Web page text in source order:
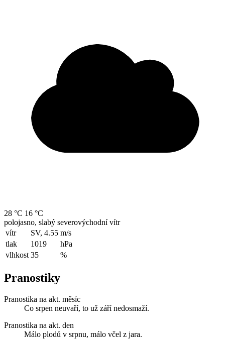
28 °C 16 °C
polojasno, slabý severovýchodní vítr
vítr
SV, 4.55 m/s
tlak
1019
hPa
vlhkost 35 %
Pranostiky
Pranostika na akt. měsíc
Co srpen neuvaří, to už září nedosmaží.
Pranostika na akt. den
Málo plodů v srpnu, málo včel z jara.